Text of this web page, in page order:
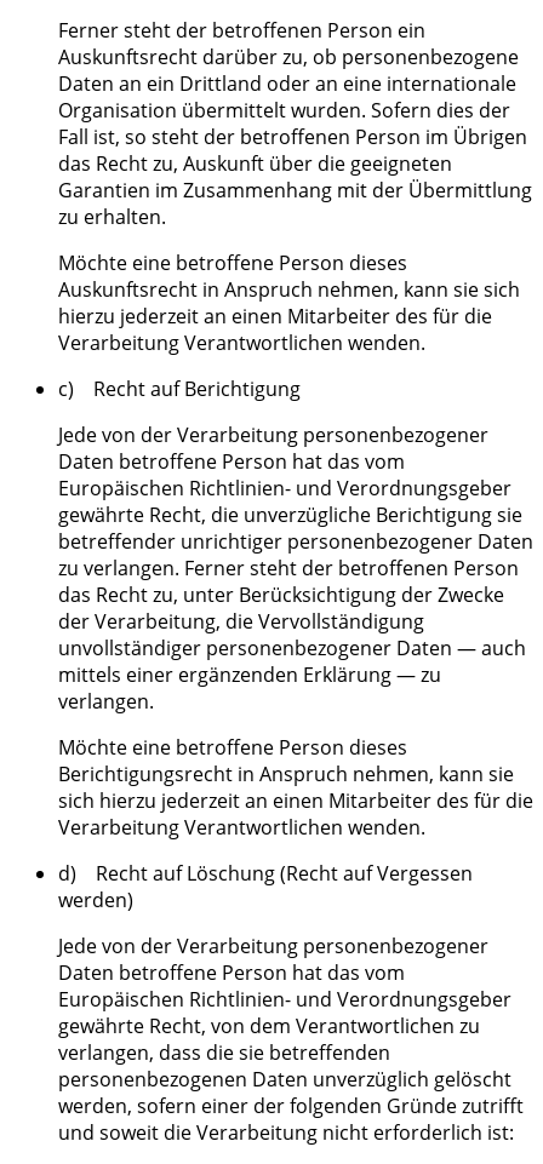
Ferner steht der betroffenen Person ein
Auskunftsrecht darüber zu, ob personenbezogene
Daten an ein Drittland oder an eine internationale
Organisation übermittelt wurden. Sofern dies der
Fall ist, so steht der betroffenen Person im Übrigen
das Recht zu, Auskunft über die geeigneten
Garantien im Zusammenhang mit der Übermittlung
zu erhalten.
Möchte eine betroffene Person dieses
Auskunftsrecht in Anspruch nehmen, kann sie sich
hierzu jederzeit an einen Mitarbeiter des für die
Verarbeitung Verantwortlichen wenden.
c) Recht auf Berichtigung
Jede von der Verarbeitung personenbezogener
Daten betroffene Person hat das vom
Europäischen Richtlinien- und Verordnungsgeber
gewährte Recht, die unverzügliche Berichtigung sie
betreffender unrichtiger personenbezogener Daten
zu verlangen. Ferner steht der betroffenen Person
das Recht zu, unter Berücksichtigung der Zwecke
der Verarbeitung, die Vervollständigung
unvollständiger personenbezogener Daten — auch
mittels einer ergänzenden Erklärung — zu
verlangen.
Möchte eine betroffene Person dieses
Berichtigungsrecht in Anspruch nehmen, kann sie
sich hierzu jederzeit an einen Mitarbeiter des für die
Verarbeitung Verantwortlichen wenden.
d) Recht auf Löschung (Recht auf Vergessen
werden)
Jede von der Verarbeitung personenbezogener
Daten betroffene Person hat das vom
Europäischen Richtlinien- und Verordnungsgeber
gewährte Recht, von dem Verantwortlichen zu
verlangen, dass die sie betreffenden
personenbezogenen Daten unverzüglich gelöscht
werden, sofern einer der folgenden Gründe zutrifft
und soweit die Verarbeitung nicht erforderlich ist: